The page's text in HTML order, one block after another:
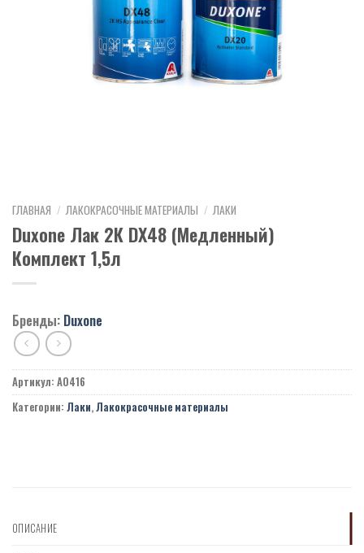
ГЛАВНАЯ / ЛАКОКРАСОЧНЫЕ МАТЕРИАЛЫ / ЛАКИ
Duxone Лак 2К DX48 (Медленный)
Комплект 1,5л
Бренды: Duxone
Артикул: A0416
Категории: Лаки,Лакокрасочные материалы
ОПИСАНИЕ